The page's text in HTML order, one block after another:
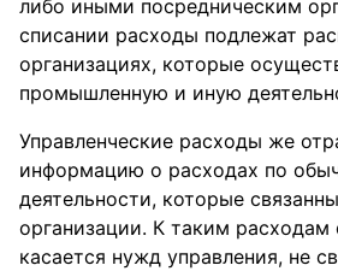
либо иными посредническим
списании расходы подлежат
организациях, которые
промышленную и иную
Управленческие расходы же
информацию о расходах по
деятельности, которые
организации. К таким расходам
касается нужд управления, не